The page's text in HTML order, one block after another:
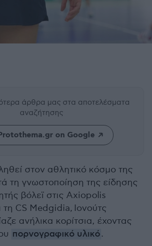
άρθρα μας στα αποτελέσματα
αναζήτησης
on Google
στον αθλητικό κόσμο της
τη γνωστοποίηση της είδησης
βόλεϊ στις Axiopolis
τη CS Medgidia, Ιονούτς
ανήλικα κορίτσια, έχοντας
πορνογραφικό υλικό.